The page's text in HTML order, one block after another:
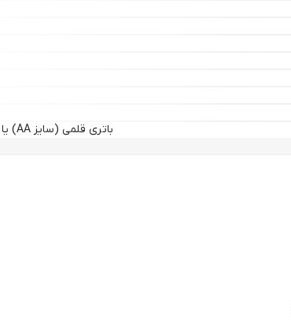
باتری قلمی (سایز AA) یا باتری نیم‌قلمی (سایز AAA)